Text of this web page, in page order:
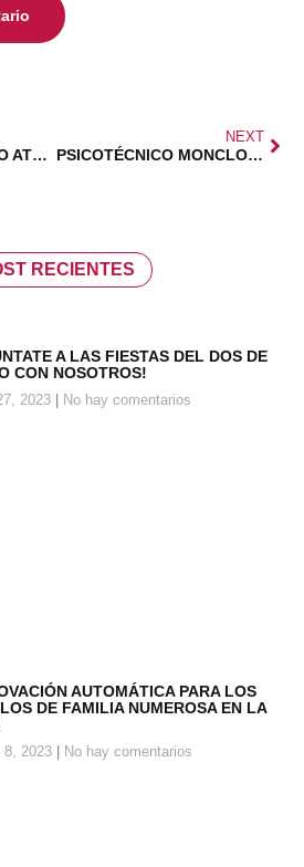
CAMPUS DE VERANO ATLÉTICO DE MADRID
NEXT
PSICOTÉCNICO MONCLOA : DESCUENTOS FEDMA
RECIENTES
A LAS FIESTAS DEL DOS DE
CON NOSOTROS!
2023 No hay comentarios
AUTOMÁTICA PARA LOS
DE FAMILIA NUMEROSA EN LA
8, 2023 No hay comentarios